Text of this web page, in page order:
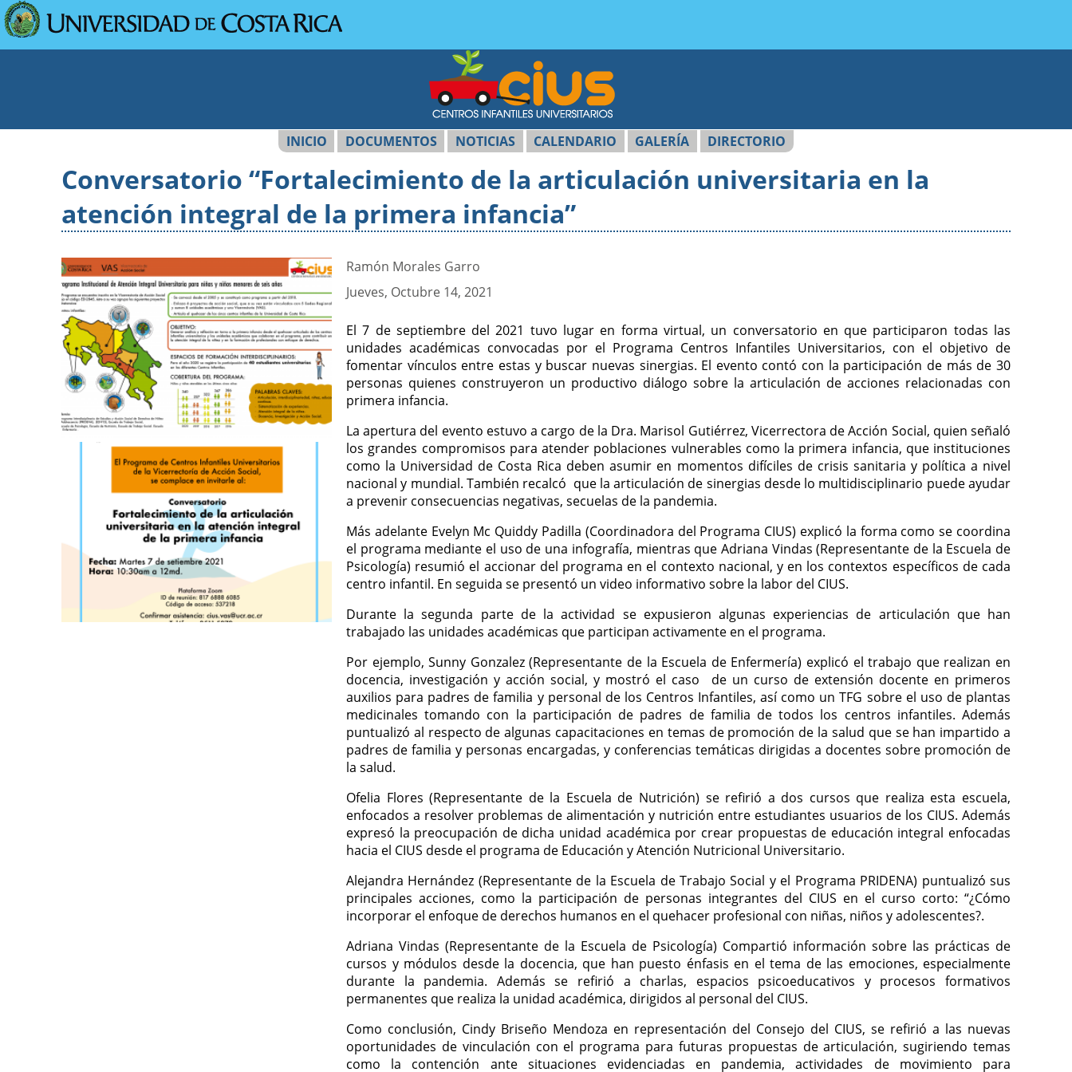
Pasar al contenido principal
INICIO DOCUMENTOS NOTICIAS CALENDARIO GALERÍA DIRECTORIO
Conversatorio “Fortalecimiento de la articulación universitaria en la
atención integral de la primera infancia”
Ramón Morales Garro
Jueves, Octubre 14, 2021
El 7 de septiembre del 2021 tuvo lugar en forma virtual, un conversatorio en que participaron todas las
unidades académicas convocadas por el Programa Centros Infantiles Universitarios, con el objetivo de
fomentar vínculos entre estas y buscar nuevas sinergias. El evento contó con la participación de más de 30
personas quienes construyeron un productivo diálogo sobre la articulación de acciones relacionadas con
primera infancia.
La apertura del evento estuvo a cargo de la Dra. Marisol Gutiérrez, Vicerrectora de Acción Social, quien señaló
los grandes compromisos para atender poblaciones vulnerables como la primera infancia, que instituciones
como la Universidad de Costa Rica deben asumir en momentos difíciles de crisis sanitaria y política a nivel
nacional y mundial. También recalcó que la articulación de sinergias desde lo multidisciplinario puede ayudar
a prevenir consecuencias negativas, secuelas de la pandemia.
Más adelante Evelyn Mc Quiddy Padilla (Coordinadora del Programa CIUS) explicó la forma como se coordina
el programa mediante el uso de una infografía, mientras que Adriana Vindas (Representante de la Escuela de
Psicología) resumió el accionar del programa en el contexto nacional, y en los contextos específicos de cada
centro infantil. En seguida se presentó un video informativo sobre la labor del CIUS.
Durante la segunda parte de la actividad se expusieron algunas experiencias de articulación que han
trabajado las unidades académicas que participan activamente en el programa.
Por ejemplo, Sunny Gonzalez (Representante de la Escuela de Enfermería) explicó el trabajo que realizan en
docencia, investigación y acción social, y mostró el caso de un curso de extensión docente en primeros
auxilios para padres de familia y personal de los Centros Infantiles, así como un TFG sobre el uso de plantas
medicinales tomando con la participación de padres de familia de todos los centros infantiles. Además
puntualizó al respecto de algunas capacitaciones en temas de promoción de la salud que se han impartido a
padres de familia y personas encargadas, y conferencias temáticas dirigidas a docentes sobre promoción de
la salud.
Ofelia Flores (Representante de la Escuela de Nutrición) se refirió a dos cursos que realiza esta escuela,
enfocados a resolver problemas de alimentación y nutrición entre estudiantes usuarios de los CIUS. Además
expresó la preocupación de dicha unidad académica por crear propuestas de educación integral enfocadas
hacia el CIUS desde el programa de Educación y Atención Nutricional Universitario.
Alejandra Hernández (Representante de la Escuela de Trabajo Social y el Programa PRIDENA) puntualizó sus
principales acciones, como la participación de personas integrantes del CIUS en el curso corto: “¿Cómo
incorporar el enfoque de derechos humanos en el quehacer profesional con niñas, niños y adolescentes?.
Adriana Vindas (Representante de la Escuela de Psicología) Compartió información sobre las prácticas de
cursos y módulos desde la docencia, que han puesto énfasis en el tema de las emociones, especialmente
durante la pandemia. Además se refirió a charlas, espacios psicoeducativos y procesos formativos
permanentes que realiza la unidad académica, dirigidos al personal del CIUS.
Como conclusión, Cindy Briseño Mendoza en representación del Consejo del CIUS, se refirió a las nuevas
oportunidades de vinculación con el programa para futuras propuestas de articulación, sugiriendo temas
como la contención ante situaciones evidenciadas en pandemia, actividades de movimiento para